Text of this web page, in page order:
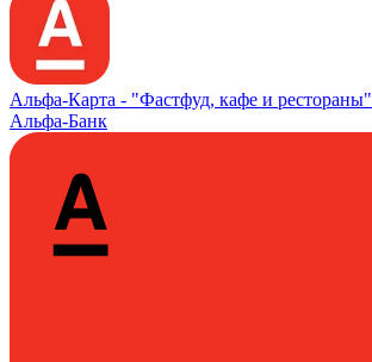
Альфа‑Карта - "Фастфуд, кафе и рестораны"
Альфа-Банк